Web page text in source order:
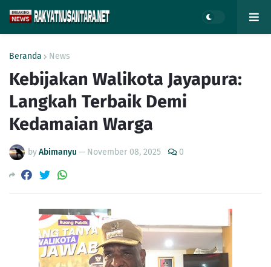
Beranda News
Kebijakan Walikota Jayapura:
Langkah Terbaik Demi
Kedamaian Warga
byAbimanyu — November 08, 2025 0